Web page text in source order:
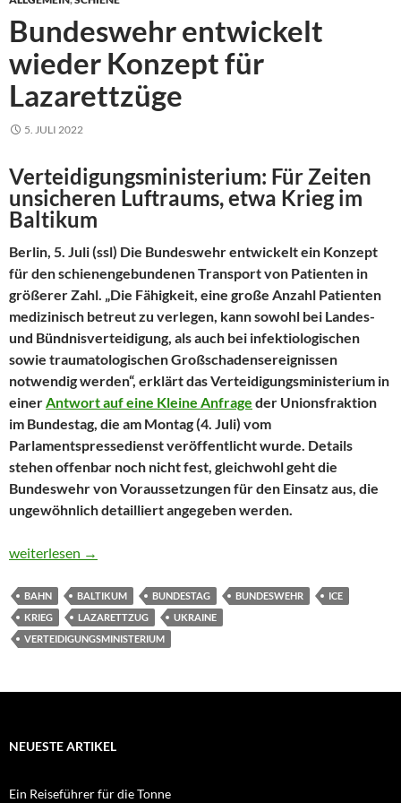
Bundeswehr entwickelt
wieder Konzept für
Lazarettzüge
5. JULI 2022
Verteidigungsministerium: Für Zeiten
unsicheren Luftraums, etwa Krieg im
Baltikum
Berlin, 5. Juli (ssl) Die Bundeswehr entwickelt ein Konzept
für den schienengebundenen Transport von Patienten in
größerer Zahl. „Die Fähigkeit, eine große Anzahl Patienten
medizinisch betreut zu verlegen, kann sowohl bei Landes-
und Bündnisverteidigung, als auch bei infektiologischen
sowie traumatologischen Großschadensereignissen
notwendig werden“, erklärt das Verteidigungsministerium in
einerAntwort auf eine Kleine Anfrage der Unionsfraktion
im Bundestag, die am Montag (4. Juli) vom
Parlamentspressedienst veröffentlicht wurde. Details
stehen offenbar noch nicht fest, gleichwohl geht die
Bundeswehr von Voraussetzungen für den Einsatz aus, die
ungewöhnlich detailliert angegeben werden.
Bundeswehr entwickelt wieder Konzept für Lazarettzüge
weiterlesen →
BAHN BALTIKUM BUNDESTAG BUNDESWEHR
ICE
KRIEG
LAZARETTZUG
UKRAINE
VERTEIDIGUNGSMINISTERIUM
NEUESTE ARTIKEL
Ein Reiseführer für die Tonne